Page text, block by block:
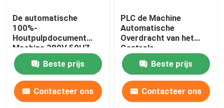
De automatische
100%-
Houtpulpdocument
Machine 380V 50HZ
van Straw Machine
Paper Tissue Paper
Beste prijs
Contacteer ons
PLC de Machine
Automatische
Overdracht van het
Controle
Gezichtspapieren
zakdoekje 14
Logboeken per Min
Beste prijs
Contacteer ons